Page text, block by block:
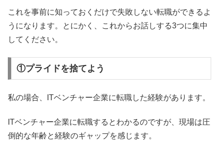
これを事前に知っておくだけで失敗しない転職ができるよ
うになります。とにかく、これからお話しする3つに集中
してください。
①プライドを捨てよう
私の場合、ITベンチャー企業に転職した経験があります。
ITベンチャー企業に転職するとわかるのですが、現場は圧
倒的な年齢と経験のギャップを感じます。